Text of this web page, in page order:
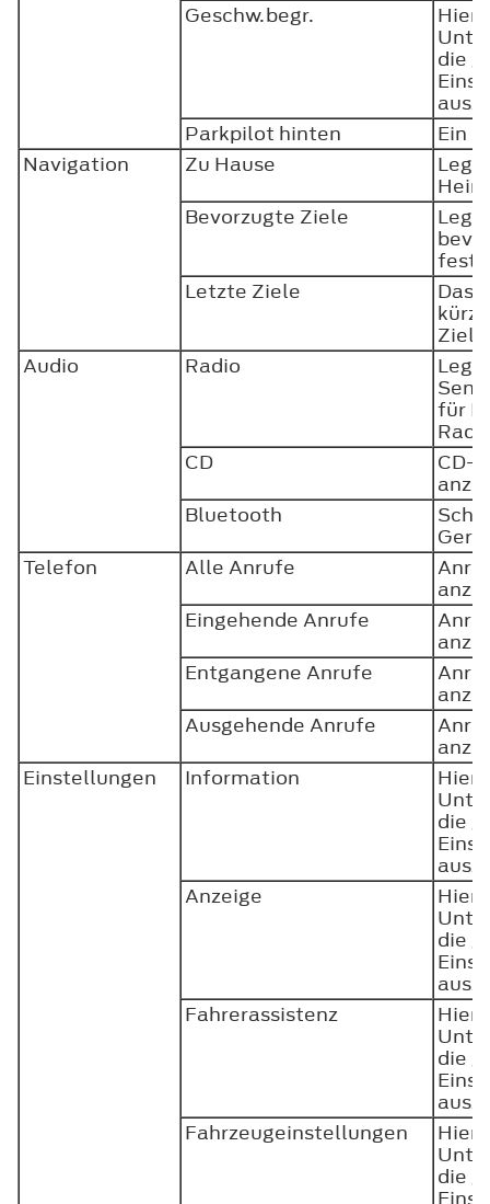
Geschw.begr.
die
Parkpilot hinten
Ein
Navigation
Zu Hause
Bevorzugte Ziele
fest.
Letzte Ziele
Das
Audio
Radio
für
CD
CD-
Bluetooth
Telefon
Alle Anrufe
Eingehende Anrufe
Entgangene Anrufe
Ausgehende Anrufe
Einstellungen
Information
die
Anzeige
die
Fahrerassistenz
die
Fahrzeugeinstellungen
die